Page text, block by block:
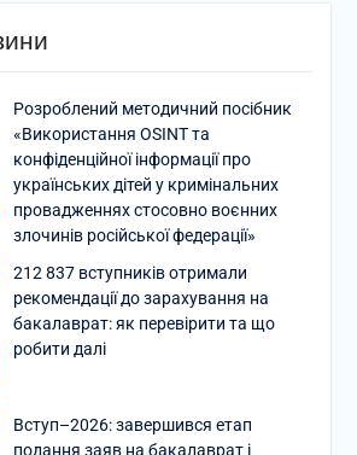
Розроблений методичний посібник
«Використання OSINT та
конфіденційної інформації про
українських дітей у кримінальних
провадженнях стосовно воєнних
злочинів російської федерації»
212 837 вступників отримали
рекомендації до зарахування на
бакалаврат: як перевірити та що
робити далі
Вступ–2026: завершився етап
подання заяв на бакалаврат і